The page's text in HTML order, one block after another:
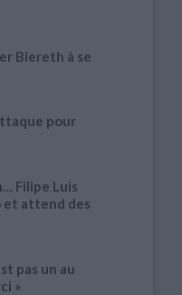
Biereth à se
pour
Filipe Luis
et attend des
pas un au
»